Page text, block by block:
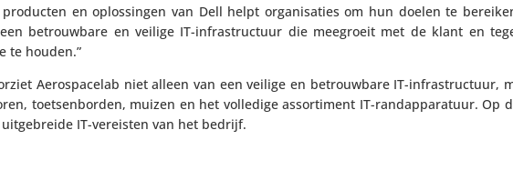
en oplos­singen van Dell helpt orga­ni­sa­ties om hun doelen te
betrouw­bare en veilige IT-infra­struc­tuur die meegroeit met de klant en
te houden.”
Aero­s­pa­celab niet alleen van een veilige en betrouw­bare IT-infra­struc­tuur,
toet­sen­borden, muizen en het volledige assor­ti­ment IT-rand­ap­pa­ra­tuur. Op
IT-vereisten van het bedrijf.